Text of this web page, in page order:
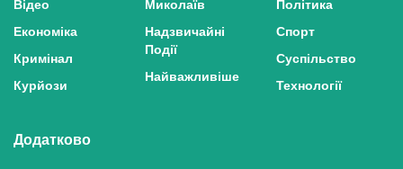
Економіка
Кримінал
Курйози
Надзвичайні
Події
Найважливіше
Спорт
Суспільство
Технології
Додатково